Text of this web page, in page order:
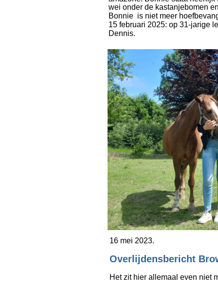
16 mei 2023.
Overlijdensbericht
Het zit hier allemaal even niet
wei onder de kastanjebomen
Bonnie  is niet meer
15 februari 2025: op 31-jarige
Dennis.